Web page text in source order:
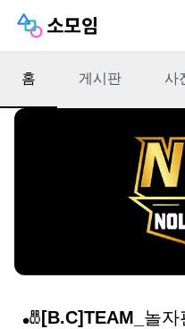
홈 게시판 사
🎳[B.C]TEAM_놀자